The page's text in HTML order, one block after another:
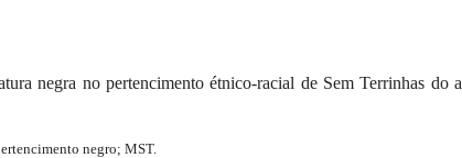
negra no pertencimento étnico-racial de Sem Terrinhas do
negro; MST.